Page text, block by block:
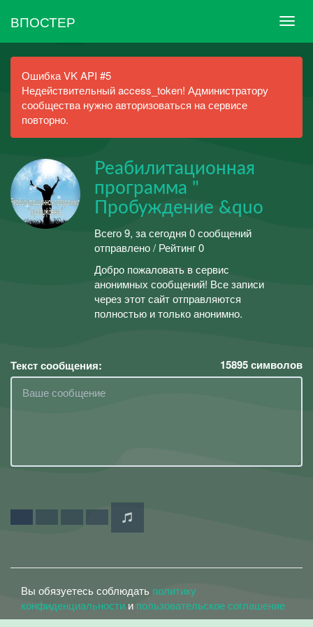
ВПОСТЕР
Ошибка VK API #5
Недействительный access_token! Администратору
сообщества нужно авторизоваться на сервисе
повторно.
Реабилитационная
программа "
Пробуждение &quo
Всего 9, за сегодня 0 сообщений
отправлено / Рейтинг 0
Добро пожаловать в сервис
анонимных сообщений! Все записи
через этот сайт отправляются
полностью и только анонимно.
Текст сообщения: 15895символов
Вы обязуетесь соблюдать политику
конфиденциальности и пользовательское соглашение